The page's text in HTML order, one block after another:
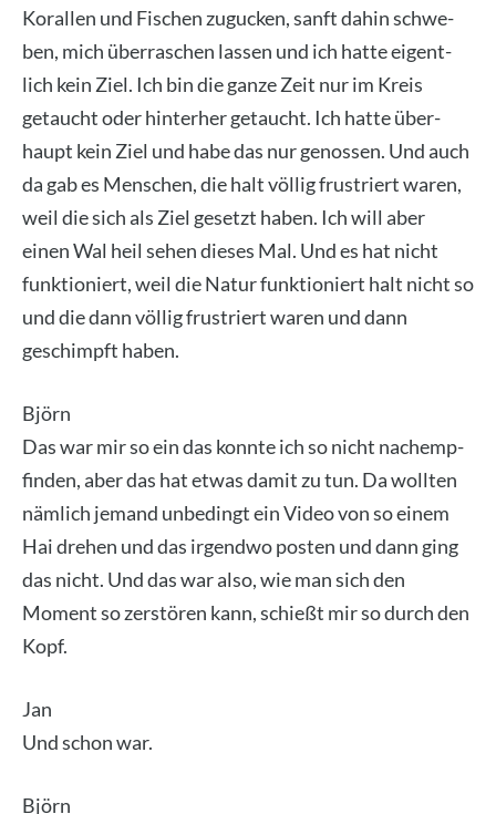
Koral­len und Fischen zugu­cken, sanft dahin schwe­
ben, mich über­ra­schen las­sen und ich hat­te eigent­
lich kein Ziel. Ich bin die gan­ze Zeit nur im Kreis
getaucht oder hin­ter­her getaucht. Ich hat­te über­
haupt kein Ziel und habe das nur genos­sen. Und auch
da gab es Men­schen, die halt völ­lig frus­triert waren,
weil die sich als Ziel gesetzt haben. Ich will aber
einen Wal heil sehen die­ses Mal. Und es hat nicht
funk­tio­niert, weil die Natur funk­tio­niert halt nicht so
und die dann völ­lig frus­triert waren und dann
geschimpft haben.
Björn
Das war mir so ein das konn­te ich so nicht nach­emp­
fin­den, aber das hat etwas damit zu tun. Da woll­ten
näm­lich jemand unbe­dingt ein Video von so einem
Hai dre­hen und das irgend­wo pos­ten und dann ging
das nicht. Und das war also, wie man sich den
Moment so zer­stö­ren kann, schießt mir so durch den
Kopf.
Jan
Und schon war.
Björn